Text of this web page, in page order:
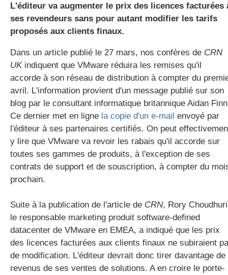
gratuite
L'éditeur va augmenter le prix des licences facturées
ses revendeurs sans pour autant modifier les tarifs
proposés aux clients finaux.
Dans un article publié le 27 mars, nos confères de CRN
UKindiquent que VMware réduira les remises qu'il
accorde à son réseau de distribution à compter du
avril. L'information provient d'un message publié sur son
blog par le consultant informatique britannique Aidan
Ce dernier met en ligne la copie d'un e-mail envoyé par
l'éditeur à ses partenaires certifiés. On peut
y lire que VMware va revoir les rabais qu'il accorde sur
toutes ses gammes de produits, à l'exception de ses
contrats de support et de souscription, à compter du
prochain.
Suite à la publication de l'article de CRN, Rory
le responsable marketing produit software-defined
datacenter de VMware en EMEA, a indiqué que les prix
des licences facturées aux clients finaux ne subiraient
de modification. L'éditeur devrait donc tirer davantage de
revenus de ses ventes de solutions. A en croire le porte-